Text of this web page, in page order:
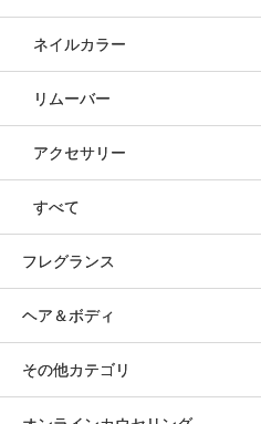
ネイルカラー
リムーバー
アクセサリー
すべて
フレグランス
ヘア＆ボディ
その他カテゴリ